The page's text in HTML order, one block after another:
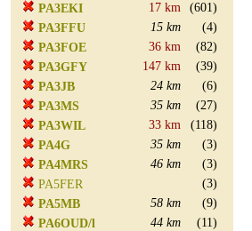
PA3EKI
17 km
(601)
PA3FFU
15 km
(4)
PA3FOE
36 km
(82)
PA3GFY
147 km
(39)
PA3JB
24 km
(6)
PA3MS
35 km
(27)
PA3WIL
33 km
(118)
PA4G
35 km
(3)
PA4MRS
46 km
(3)
PA5FER
(3)
PA5MB
58 km
(9)
PA6OUD/l
44 km
(11)